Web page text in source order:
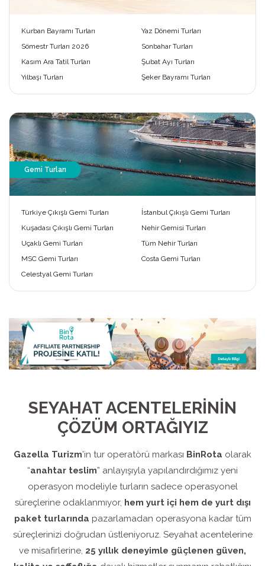
Kurban Bayramı Turları
Yaz Dönemi Turları
Sömestr Turları 2026
Sonbahar Turları
Kasım Ara Tatil Turları
Şubat Ayı Turları
Yılbaşı Turları
Şeker Bayramı Turları
Gemi Turları
Türkiye Çıkışlı Gemi Turları
İstanbul Çıkışlı Gemi Turları
Kuşadası Çıkışlı Gemi Turları
Nehir Gemisi Turları
Uçaklı Gemi Turları
Tüm Nehir Turları
MSC Gemi Turları
Costa Gemi Turları
Celestyal Gemi Turları
SEYAHAT ACENTELERİNİN
ÇÖZÜM ORTAĞIYIZ
Gazella Turizm’in tur operatörü markası BinRota olarak
“anahtar teslim” anlayışıyla yapılandırdığımız yeni
operasyon modeliyle turların sadece operasyonel
süreçlerine odaklanmıyor, hem yurt içi hem de yurt dışı
paket turlarında pazarlamadan operasyona kadar tüm
süreçlerinizi doğrudan üstleniyoruz. Seyahat acentelerine
ve misafirlerine, 25 yıllık deneyimle güçlenen güven,